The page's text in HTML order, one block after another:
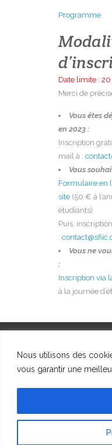
Nous utilisons des
vous garantir une
Programme
Date limite :
Merci de
Vous êtes
en 2023 :
Inscription
mail à :
Vous
Formulaire en
site (50 € à
étudiants)
Puis,
:
Vous ne
:
Inscription via
à la journée